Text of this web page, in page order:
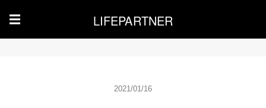
☰ LIFEPARTNER
2021/01/16